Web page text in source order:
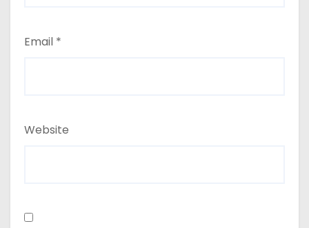
Email *
Website